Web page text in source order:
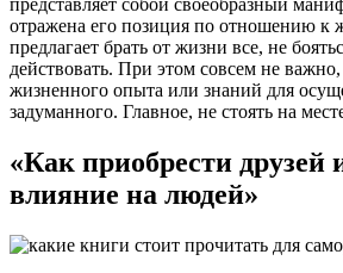
отражена его позиция по отношению к
предлагает брать от жизни все, не
действовать. При этом совсем не важно,
жизненного опыта или знаний для
задуманного. Главное, не стоять на
«Как приобрести друзей
влияние на людей»